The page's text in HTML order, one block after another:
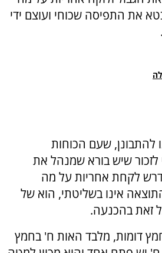
את התפיסה שכוחי ועוצם ידי
להתבונן, שעם הכוחות
לזכור שיש בורא שמנהל את
לקחת אחריות על מה
אינו בשליטתי, הוא של
זאת בהכנעה.
דומות, מלבד האות ח' בחמץ